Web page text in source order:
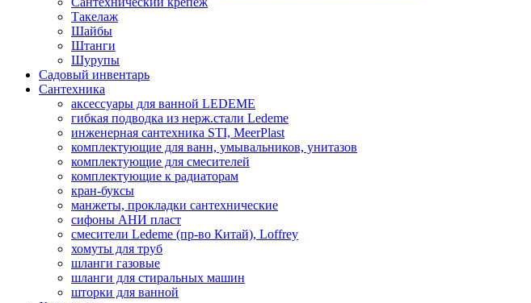
Такелаж
Шайбы
Штанги
Шурупы
Садовый инвентарь
Сантехника
аксессуары для ванной LEDEME
гибкая подводка из нерж.стали Ledeme
инженерная сантехника STI, MeerPlast
комплектующие для ванн, умывальников, унитазов
комплектующие для смесителей
комплектующие к радиаторам
кран-буксы
манжеты, прокладки сантехнические
сифоны АНИ пласт
смесители Ledeme (пр-во Китай), Loffrey
хомуты для труб
шланги газовые
шланги для стиральных машин
шторки для ванной